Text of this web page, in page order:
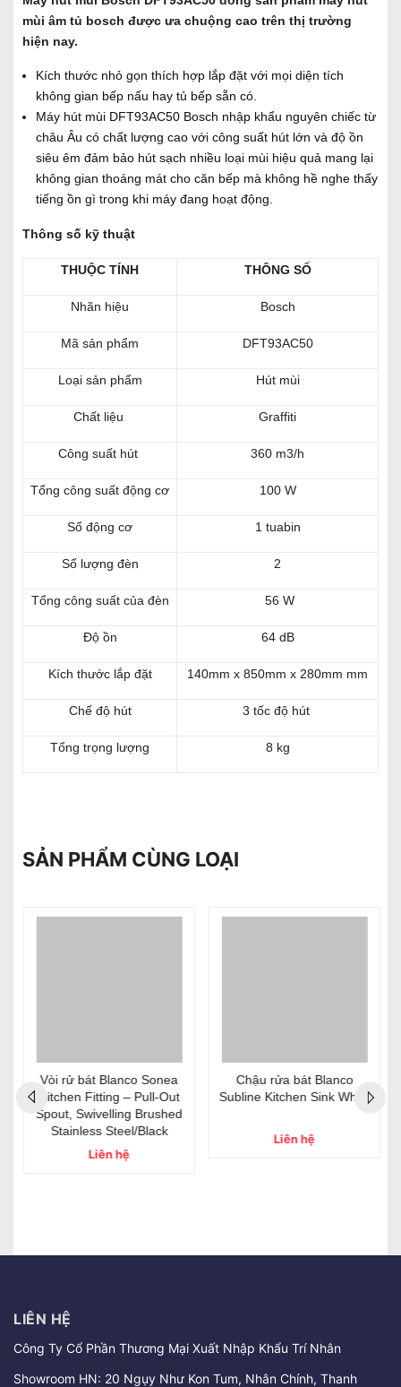
mùi âm tủ bosch được ưa chuộng cao trên thị trường
hiện nay.
Kích thước nhỏ gọn thích hợp lắp đặt với mọi diện tích
không gian bếp nấu hay tủ bếp sẵn có.
Máy hút mùi DFT93AC50 Bosch nhập khẩu nguyên chiếc từ
châu Âu có chất lượng cao với công suất hút lớn và độ ồn
siêu êm đảm bảo hút sạch nhiều loại mùi hiệu quả mang lại
không gian thoáng mát cho căn bếp mà không hề nghe thấy
tiếng ồn gì trong khi máy đang hoạt động.
Thông số kỹ thuật
THUỘC TÍNH THÔNG SỐ
Nhãn hiệu Bosch
Mã sản phẩm DFT93AC50
Loại sản phẩm Hút mùi
Chất liệu Graffiti
Công suất hút 360 m3/h
Tổng công suất động cơ 100 W
Số động cơ 1 tuabin
Số lượng đèn 2
Tổng công suất của đèn 56 W
Độ ồn 64 dB
Kích thước lắp đặt 140mm x 850mm x 280mm mm
Chế độ hút 3 tốc độ hút
Tổng trọng lượng 8 kg
SẢN PHẨM CÙNG LOẠI
Vòi rử bát Blanco Sonea
Kitchen Fitting – Pull-Out
Spout, Swivelling Brushed
Stainless Steel/Black
Liên hệ
Chậu rửa bát Blanco
Subline Kitchen Sink White
Liên hệ
LIÊN HỆ
Công Ty Cổ Phần Thương Mại Xuất Nhập Khẩu Trí Nhân
Showroom HN: 20 Ngụy Như Kon Tum, Nhân Chính, Thanh